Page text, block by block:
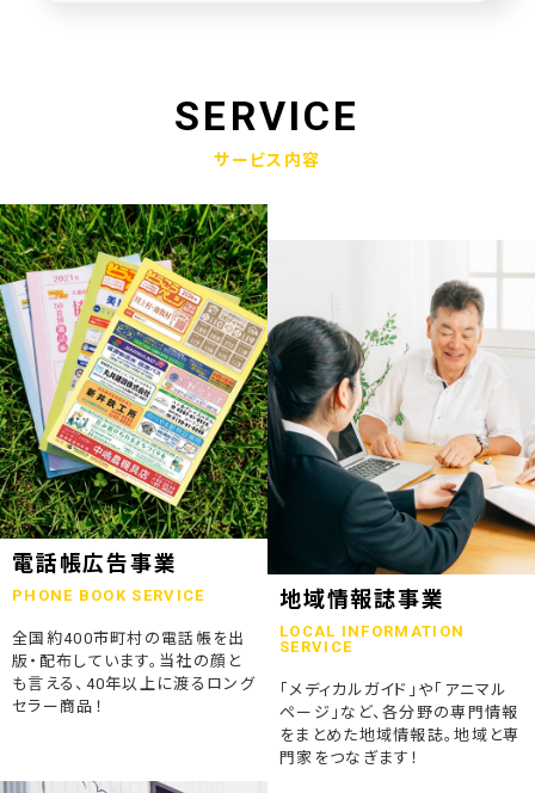
2024.12.17
赤穂市版「わたしの終活覚書」が神戸新聞に掲載されました
2024.11.14
エンディングノート「わたしの終活覚書」書き方講座開催
2024.10.25
赤穂市エンディングノート「わたしの終活覚書」発刊式にて
2024.06.17
「未来創造企業」の第9期に認定されました
2023.07.24
終活ガイド「旅じたくノート」を発行しました
2023.04.04
そうごうページが電子書籍化！
「ウラオモテのある電話帳」がメディアに紹介されました
SERVICE
サービス内容
電話帳広告事業
PHONE BOOK SERVICE
全国約400市町村の電話帳を出
版・配布しています。当社の顔と
も言える、40年以上に渡るロング
セラー商品！
地域情報誌事業
LOCAL INFORMATION
SERVICE
「メディカルガイド」や「アニマル
ページ」など、各分野の専門情報
をまとめた地域情報誌。地域と専
門家をつなぎます！